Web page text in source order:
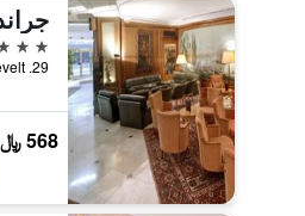
4 نجوم
568 ﷼